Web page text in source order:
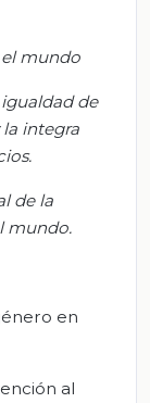
mundo
de
integra
de la
mundo.
en
al